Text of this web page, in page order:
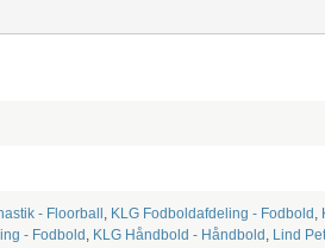
- Floorball , KLG Fodboldafdeling - Fodbold ,
- Fodbold , KLG Håndbold - Håndbold , Lind